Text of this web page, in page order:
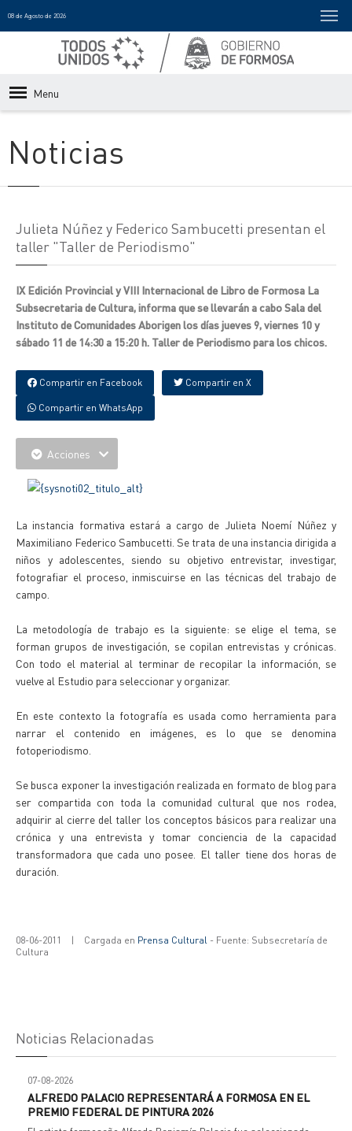
08 de Agosto de 2026
Menu
Noticias
Julieta Núñez y Federico Sambucetti presentan el
taller "Taller de Periodismo"
IX Edición Provincial y VIII Internacional de Libro de Formosa La
Subsecretaria de Cultura, informa que se llevarán a cabo Sala del
Instituto de Comunidades Aborigen los días jueves 9, viernes 10 y
sábado 11 de 14:30 a 15:20 h. Taller de Periodismo para los chicos.
Compartir en Facebook Compartir en X
Compartir en WhatsApp
Acciones
La instancia formativa estará a cargo de Julieta Noemí Núñez y
Maximiliano Federico Sambucetti. Se trata de una instancia dirigida a
niños y adolescentes, siendo su objetivo entrevistar, investigar,
fotografiar el proceso, inmiscuirse en las técnicas del trabajo de
campo.
La metodología de trabajo es la siguiente: se elige el tema, se
forman grupos de investigación, se copilan entrevistas y crónicas.
Con todo el material al terminar de recopilar la información, se
vuelve al Estudio para seleccionar y organizar.
En este contexto la fotografía es usada como herramienta para
narrar el contenido en imágenes, es lo que se denomina
fotoperiodismo.
Se busca exponer la investigación realizada en formato de blog para
ser compartida con toda la comunidad cultural que nos rodea,
adquirir al cierre del taller los conceptos básicos para realizar una
crónica y una entrevista y tomar conciencia de la capacidad
transformadora que cada uno posee. El taller tiene dos horas de
duración.
08-06-2011 | Cargada en Prensa Cultural - Fuente: Subsecretaría de
Cultura
Noticias Relacionadas
07-08-2026
ALFREDO PALACIO REPRESENTARÁ A FORMOSA EN EL
PREMIO FEDERAL DE PINTURA 2026